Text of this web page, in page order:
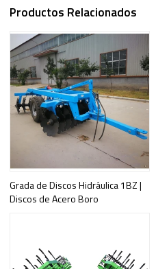
Productos Relacionados
Grada de Discos Hidráulica 1BZ |
Discos de Acero Boro